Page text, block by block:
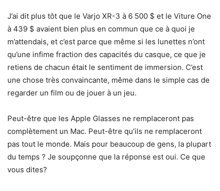
J’ai dit plus tôt que le Varjo XR-3 à 6 500 $ et le Viture One
à 439 $ avaient bien plus en commun que ce à quoi je
m’attendais, et c’est parce que même si les lunettes n’ont
qu’une infime fraction des capacités du casque, ce que je
retiens de chacun était le sentiment de immersion. C’est
une chose très convaincante, même dans le simple cas de
regarder un film ou de jouer à un jeu.
Peut-être que les Apple Glasses ne remplaceront pas
complètement un Mac. Peut-être qu’ils ne remplaceront
pas tout le monde. Mais pour beaucoup de gens, la plupart
du temps ? Je soupçonne que la réponse est oui. Ce que
vous dites?